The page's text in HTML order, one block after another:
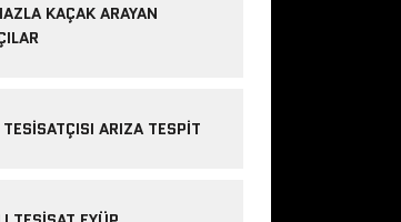
KAÇAK ARAYAN
ARIZA TESPIT